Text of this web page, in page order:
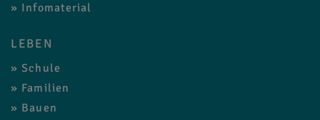
Infomaterial
LEBEN
Schule
Familien
Bauen